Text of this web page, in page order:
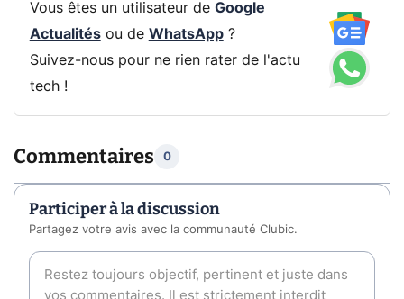
Vous êtes un utilisateur de Google
Actualitésou de WhatsApp?
Suivez-nous pour ne rien rater de l'actu
tech !
Commentaires 0
Participer à la discussion
Partagez votre avis avec la communauté Clubic.